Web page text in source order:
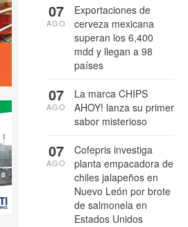
Exportaciones de
cerveza mexicana
superan los 6,400
mdd y llegan a 98
países
07
AGO
La marca CHIPS
AHOY! lanza su primer
sabor misterioso
07
AGO
Cofepris investiga
planta empacadora de
chiles jalapeños en
Nuevo León por brote
de salmonela en
Estados Unidos
07
AGO